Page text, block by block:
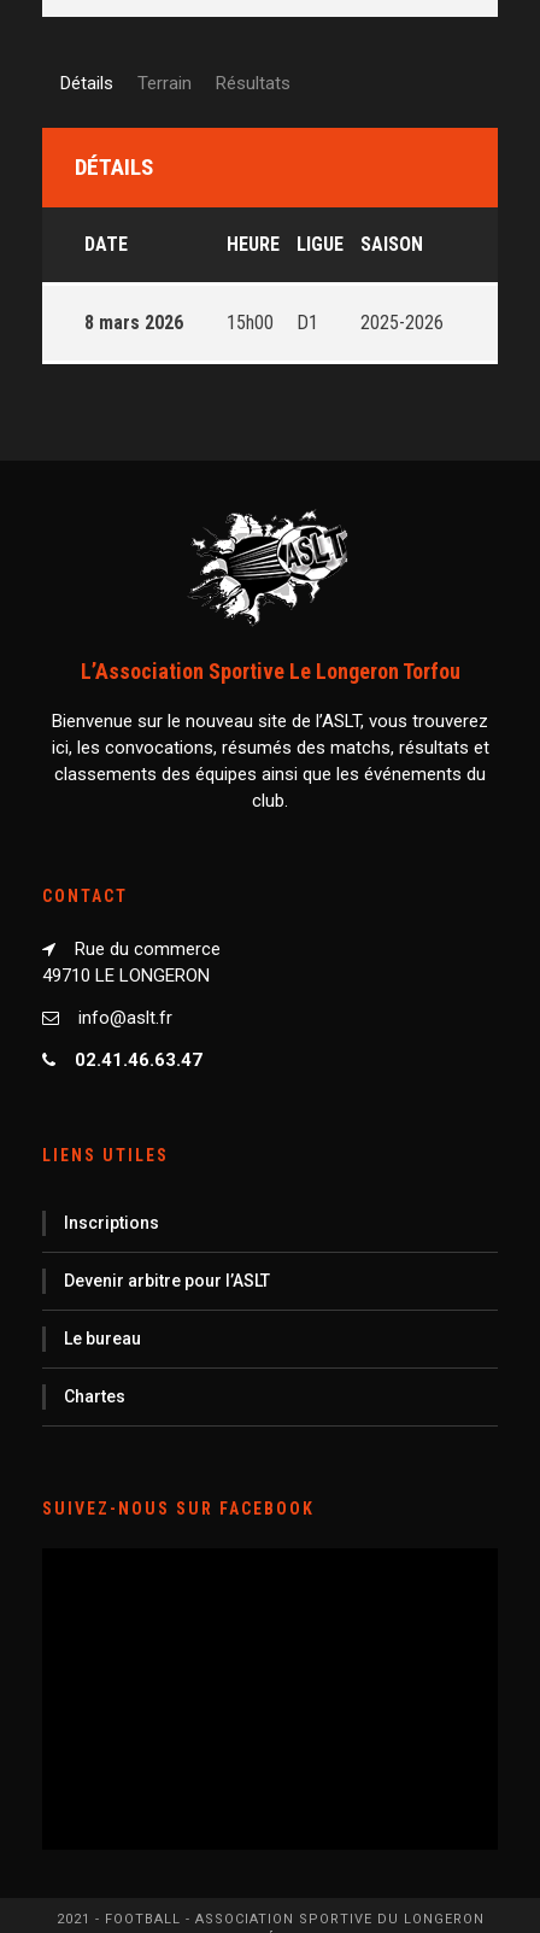
Détails Terrain Résultats
DÉTAILS
DATE HEURE LIGUE SAISON
8 mars 2026 15h00 D1 2025-2026
L’Association Sportive Le Longeron Torfou
Bienvenue sur le nouveau site de l’ASLT, vous trouverez
ici, les convocations, résumés des matchs, résultats et
classements des équipes ainsi que les événements du
club.
CONTACT
Rue du commerce
49710 LE LONGERON
info@aslt.fr
02.41.46.63.47
LIENS UTILES
Inscriptions
Devenir arbitre pour l’ASLT
Le bureau
Chartes
SUIVEZ-NOUS SUR FACEBOOK
2021 - FOOTBALL - ASSOCIATION SPORTIVE DU LONGERON